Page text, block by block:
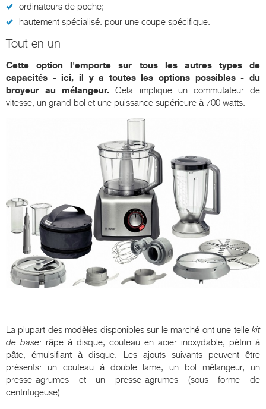
ordinateurs de poche;
hautement spécialisé: pour une coupe spécifique.
Tout en un
Cette option l'emporte sur tous les autres types de
capacités - ici, il y a toutes les options possibles - du
broyeur au mélangeur. Cela implique un commutateur de
vitesse, un grand bol et une puissance supérieure à 700 watts.
La plupart des modèles disponibles sur le marché ont une telle kit
de base: râpe à disque, couteau en acier inoxydable, pétrin à
pâte, émulsifiant à disque. Les ajouts suivants peuvent être
présents: un couteau à double lame, un bol mélangeur, un
presse-agrumes et un presse-agrumes (sous forme de
centrifugeuse).